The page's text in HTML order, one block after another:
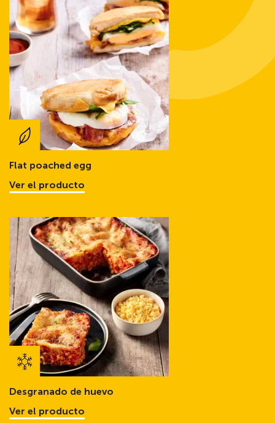
Flat poached egg
Ver el producto
Desgranado de huevo
Ver el producto